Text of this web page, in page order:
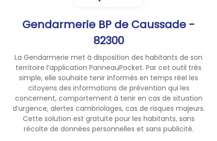
Gendarmerie BP de Caussade -
82300
La Gendarmerie met à disposition des habitants de son
territoire l’application PanneauPocket. Par cet outil très
simple, elle souhaite tenir informés en temps réel les
citoyens des informations de prévention qui les
concernent, comportement à tenir en cas de situation
d’urgence, alertes cambriolages, cas de risques majeurs.
Cette solution est gratuite pour les habitants, sans
récolte de données personnelles et sans publicité.